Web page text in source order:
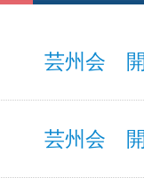
芸州会
芸州会